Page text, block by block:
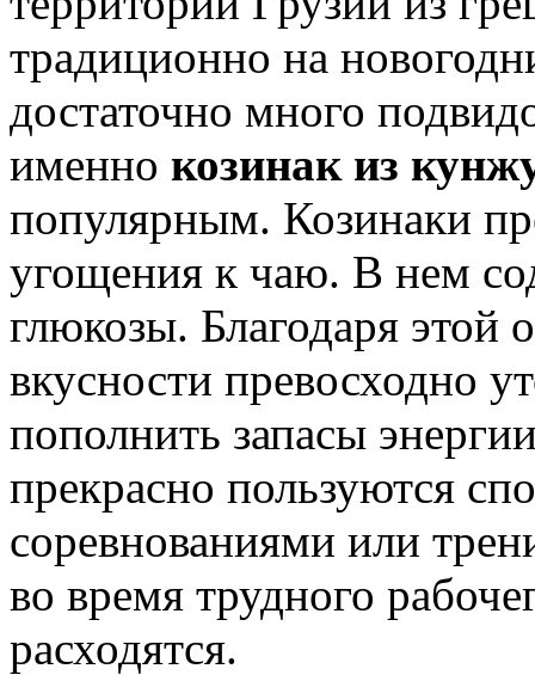
традиционно на
достаточно много
именно козинак из
популярным. Козинаки
угощения к чаю. В нем
глюкозы. Благодаря этой
вкусности превосходно
пополнить запасы
прекрасно пользуются
соревнованиями или
во время трудного
расходятся.